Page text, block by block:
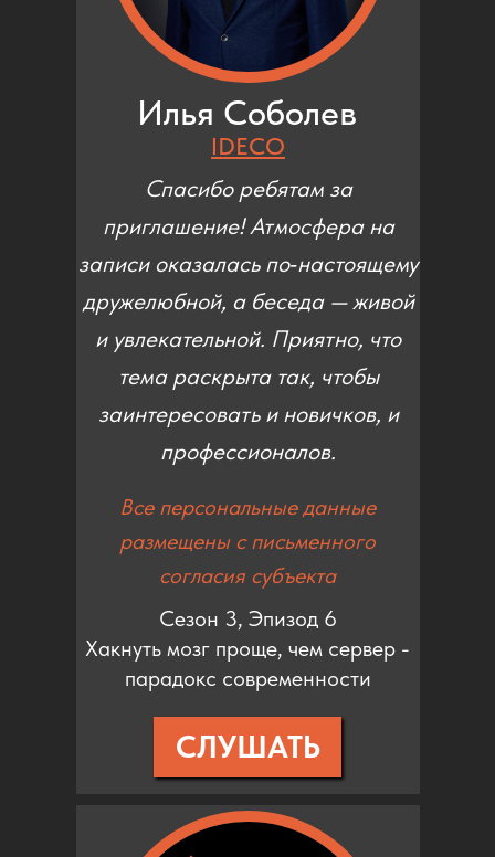
Спасибо ребятам за
приглашение! Атмосфера на
записи оказалась по‑настоящему
дружелюбной, а беседа — живой
и увлекательной. Приятно, что
тема раскрыта так, чтобы
заинтересовать и новичков, и
профессионалов.
Илья Соболев
IDECO
Сезон 3, Эпизод 6
Хакнуть мозг проще, чем сервер -
парадокс современности
СЛУШАТЬ
Все персональные данные
размещены с письменного
согласия субъекта